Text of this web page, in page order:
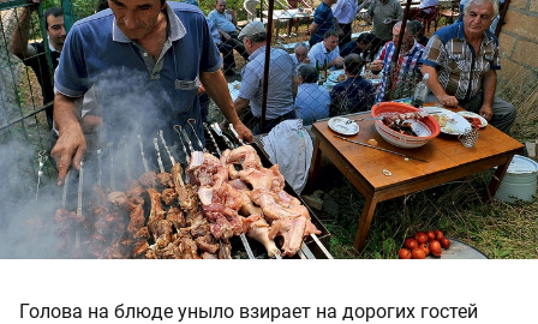
Голова на блюде уныло взирает на дорогих гостей